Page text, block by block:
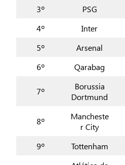
3º PSG
4º
Inter
5º
Arsenal
6º
Qarabag
7º
Borussia
Dortmund
8º
Mancheste
r City
9º Tottenham